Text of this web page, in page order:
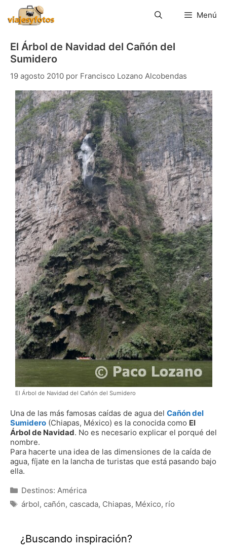
contenido
Menú
El Árbol de Navidad del Cañón del
Sumidero
19 agosto 2010 por Francisco Lozano Alcobendas
El Árbol de Navidad del Cañón del Sumidero
Una de las más famosas caídas de agua del Cañón del
Sumidero (Chiapas, México) es la conocida como El
Árbol de Navidad. No es necesario explicar el porqué del
nombre.
Para hacerte una idea de las dimensiones de la caída de
agua, fíjate en la lancha de turistas que está pasando bajo
ella.
Categorías
Destinos: América
Etiquetas
árbol, cañón, cascada, Chiapas, México, río
¿Buscando inspiración?